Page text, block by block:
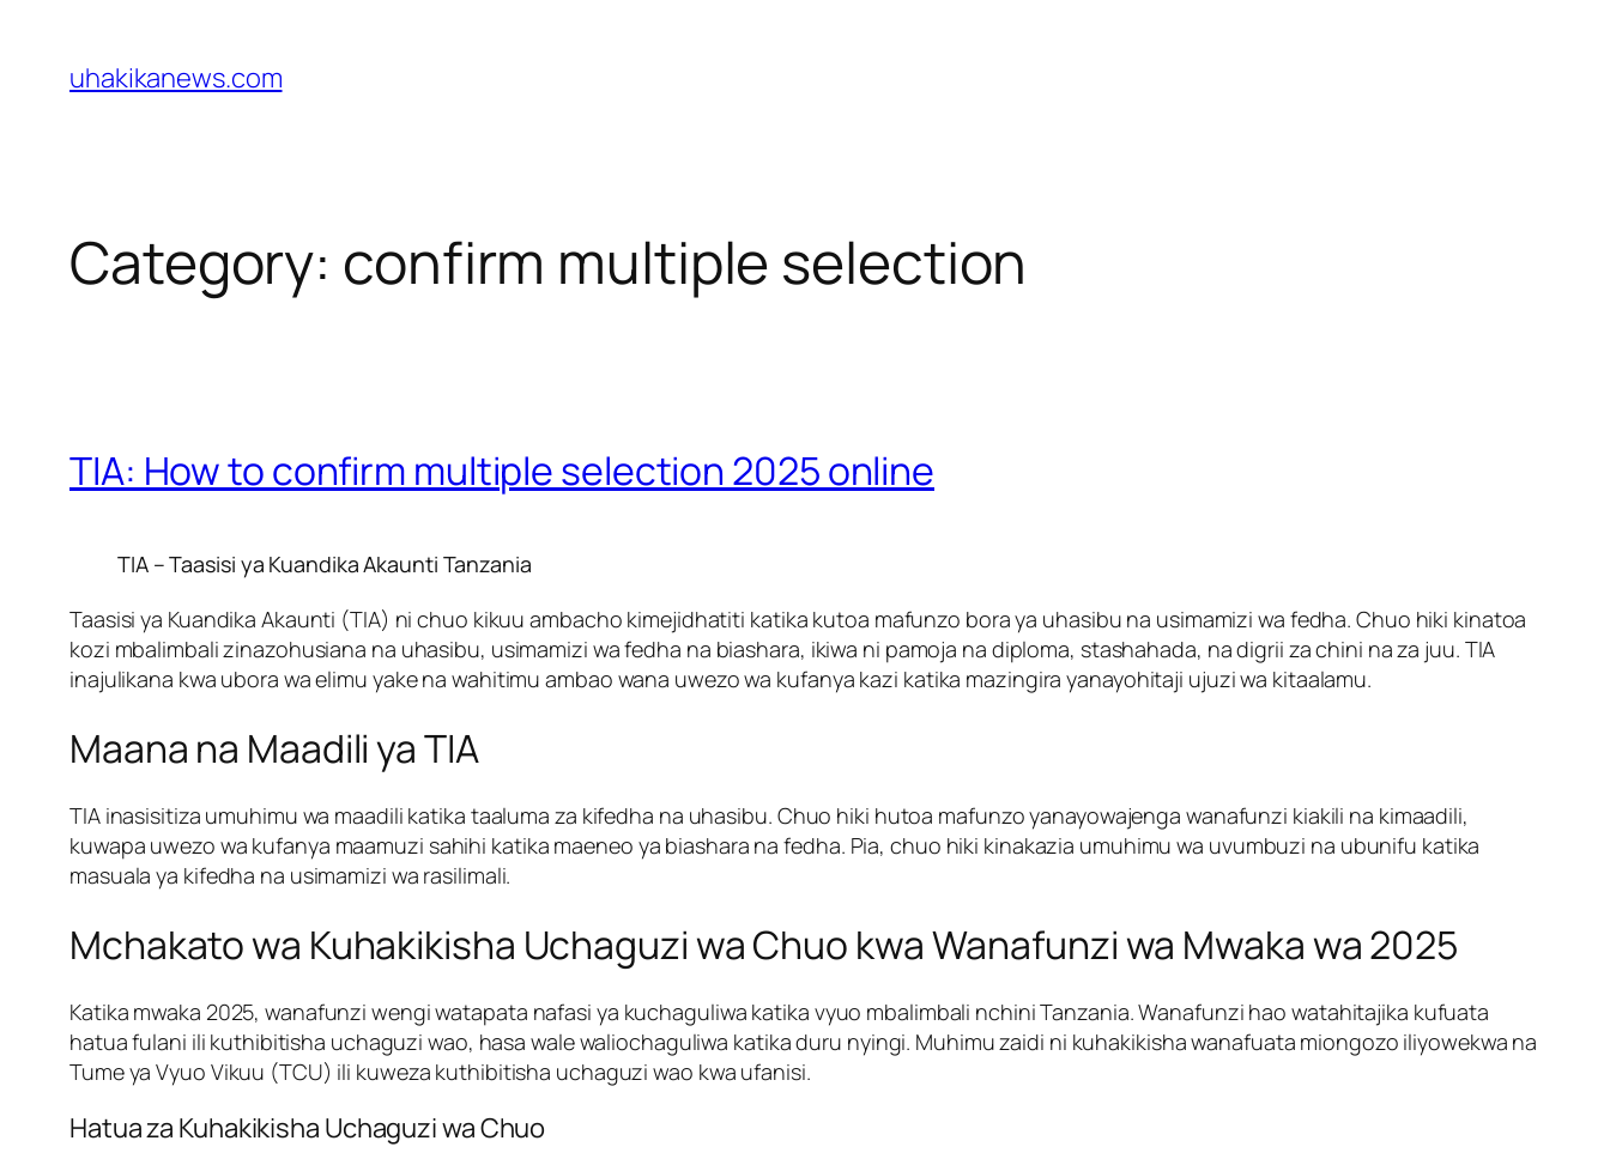
content
uhakikanews.com
Category: confirm multiple selection
TIA: How to confirm multiple selection 2025 online
TIA – Taasisi ya Kuandika Akaunti Tanzania
Taasisi ya Kuandika Akaunti (TIA) ni chuo kikuu ambacho kimejidhatiti katika kutoa mafunzo bora ya uhasibu na usimamizi wa fedha. Chuo hiki kinatoa
kozi mbalimbali zinazohusiana na uhasibu, usimamizi wa fedha na biashara, ikiwa ni pamoja na diploma, stashahada, na digrii za chini na za juu. TIA
inajulikana kwa ubora wa elimu yake na wahitimu ambao wana uwezo wa kufanya kazi katika mazingira yanayohitaji ujuzi wa kitaalamu.
Maana na Maadili ya TIA
TIA inasisitiza umuhimu wa maadili katika taaluma za kifedha na uhasibu. Chuo hiki hutoa mafunzo yanayowajenga wanafunzi kiakili na kimaadili,
kuwapa uwezo wa kufanya maamuzi sahihi katika maeneo ya biashara na fedha. Pia, chuo hiki kinakazia umuhimu wa uvumbuzi na ubunifu katika
masuala ya kifedha na usimamizi wa rasilimali.
Mchakato wa Kuhakikisha Uchaguzi wa Chuo kwa Wanafunzi wa Mwaka wa 2025
Katika mwaka 2025, wanafunzi wengi watapata nafasi ya kuchaguliwa katika vyuo mbalimbali nchini Tanzania. Wanafunzi hao watahitajika kufuata
hatua fulani ili kuthibitisha uchaguzi wao, hasa wale waliochaguliwa katika duru nyingi. Muhimu zaidi ni kuhakikisha wanafuata miongozo iliyowekwa na
Tume ya Vyuo Vikuu (TCU) ili kuweza kuthibitisha uchaguzi wao kwa ufanisi.
Hatua za Kuhakikisha Uchaguzi wa Chuo